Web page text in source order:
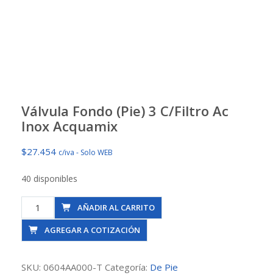
Válvula Fondo (Pie) 3 C/Filtro Ac
Inox Acquamix
$27.454 c/iva - Solo WEB
40 disponibles
Válvula
Fondo
(Pie)
C/Filtro
AÑADIR AL CARRITO
AGREGAR A COTIZACIÓN
SKU: 0604AA000-T Categoría: De Pie